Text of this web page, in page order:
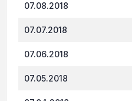
07.08.2018
07.07.2018
07.06.2018
07.05.2018